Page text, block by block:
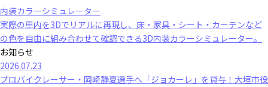
内装カラーシミュレーター
実際の車内を3Dでリアルに再現し、床・家具・シート・カーテンなど
の色を自由に組み合わせて確認できる3D内装カラーシミュレーター。
お知らせ
2026.07.23
プロバイクレーサー・岡崎静夏選手へ「ジョカーレ」を貸与！大垣市役